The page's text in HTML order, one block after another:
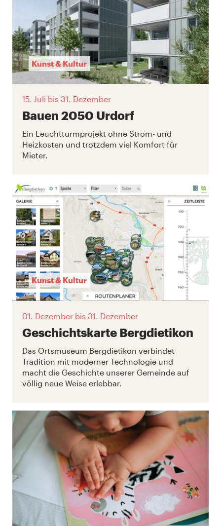
Kunst & Kultur
15. Juli bis 31. Dezember
Bauen 2050 Urdorf
Ein Leuchtturmprojekt ohne Strom- und
Heizkosten und trotzdem viel Komfort für
Mieter.
Kunst & Kultur
01. Dezember bis 31. Dezember
Geschichtskarte Bergdietikon
Das Ortsmuseum Bergdietikon verbindet
Tradition mit moderner Technologie und
macht die Geschichte unserer Gemeinde auf
völlig neue Weise erlebbar.